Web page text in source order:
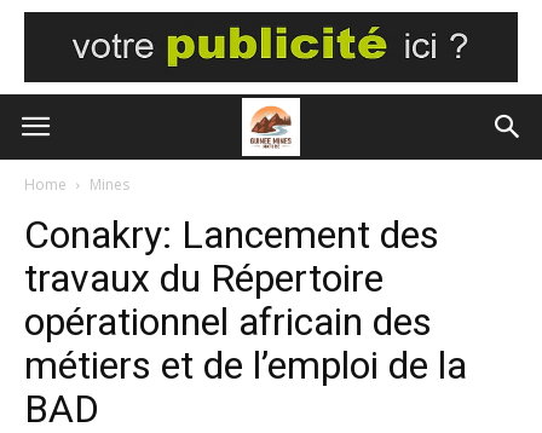
Home Mines
Conakry: Lancement des
travaux du Répertoire
opérationnel africain des
métiers et de l’emploi de la
BAD